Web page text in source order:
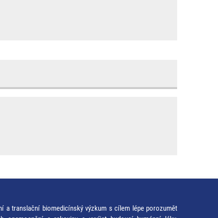
a translační biomedicínský výzkum s cílem lépe porozumět